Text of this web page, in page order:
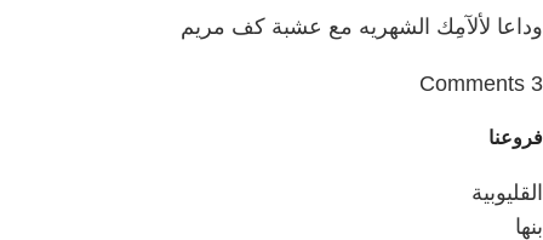
وداعا لألآمِك الشهريه مع عشبة كف مريم
3 Comments
فروعنا
القليوبية
بنها